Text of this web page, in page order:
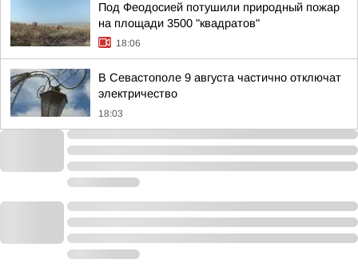
Под Феодосией потушили природный пожар
на площади 3500 "квадратов"
18:06
В Севастополе 9 августа частично отключат
электричество
18:03